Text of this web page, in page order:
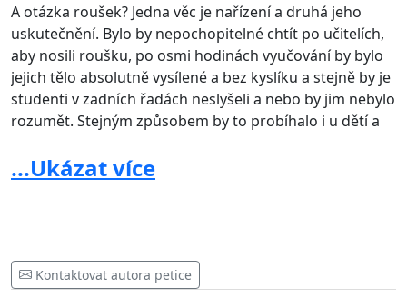
A otázka roušek? Jedna věc je nařízení a druhá jeho
uskutečnění. Bylo by nepochopitelné chtít po učitelích,
aby nosili roušku, po osmi hodinách vyučování by bylo
jejich tělo absolutně vysílené a bez kyslíku a stejně by je
studenti v zadních řadách neslyšeli a nebo by jim nebylo
rozumět. Stejným způsobem by to probíhalo i u dětí a
2019/2020.
Doplnění petice (08.04.2020 12:20), autorem je Alena B:
...Ukázat více
Kontaktovat autora petice